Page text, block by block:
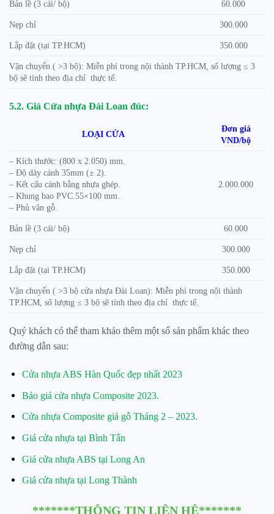
Bản lề (3 cái/ bộ) 60.000
Nẹp chỉ 300.000
Lắp đặt (tại TP.HCM) 350.000
Vận chuyển ( >3 bộ): Miễn phí trong nội thành TP.HCM, số lượng ≤ 3
bộ sẽ tính theo địa chỉ thực tế.
5.2. Giá Cửa nhựa Đài Loan đúc:
LOẠI CỬA
Đơn giá
VND/bộ
– Kích thước: (800 x 2.050) mm.
– Độ dày cánh 35mm (± 2).
– Kết cấu cánh bằng nhựa ghép.
– Khung bao PVC.55×100 mm.
– Phủ vân gỗ.
2.000.000
Bản lề (3 cái/ bộ) 60.000
Nẹp chỉ 300.000
Lắp đặt (tại TP.HCM) 350.000
Vận chuyển ( >3 bộ cửa nhựa Đài Loan): Miễn phí trong nội thành
TP.HCM, số lượng ≤ 3 bộ sẽ tính theo địa chỉ thực tế.
Quý khách có thể tham khảo thêm một số sản phẩm khác theo
đường dẫn sau:
Cửa nhựa ABS Hàn Quốc đẹp nhất 2023
Báo giá cửa nhựa Composite 2023.
Cửa nhựa Composite giả gỗ Tháng 2 – 2023.
Giá cửa nhựa tại Bình Tân
Giá cửa nhựa ABS tại Long An
Giá cửa nhựa tại Long Thành
*******THÔNG TIN LIÊN HỆ*******